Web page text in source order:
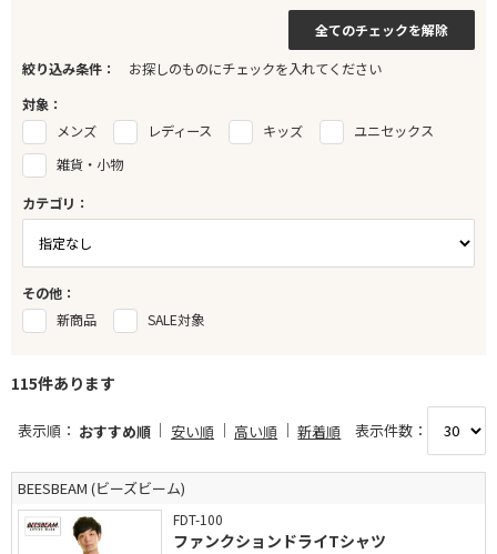
全てのチェックを解除
絞り込み条件：
お探しのものにチェックを入れてください
対象：
メンズ
レディース キッズ
ユニセックス
雑貨・小物
カテゴリ：
その他：
新商品
SALE対象
115件あります
表示順： おすすめ順 安い順 高い順 新着順 表示件数：
BEESBEAM (ビーズビーム)
FDT-100
ファンクションドライTシャツ